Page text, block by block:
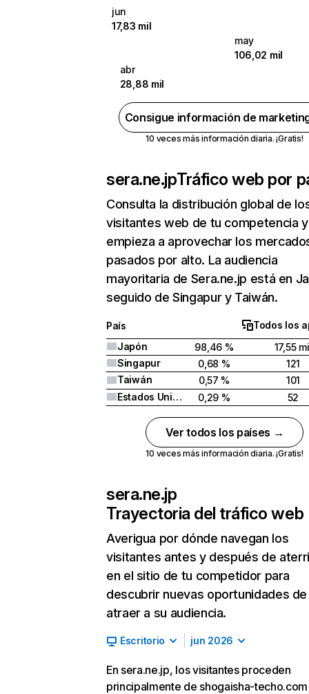
jun
17,83 mil
may
106,02 mil
abr
28,88 mil
Consigue información de
10 veces más información diaria. ¡Gratis!
sera.ne.jpTráfico web por
Consulta la distribución global de
visitantes web de tu competencia y
empieza a aprovechar los
pasados por alto. La audiencia
mayoritaria de Sera.ne.jp está en
seguido de Singapur y Taiwán.
País
Todos los
Japón
98,46 %
17,55
Singapur
0,68 %
121
Taiwán
0,57 %
101
Estados Unidos
0,29 % 52
Ver todos los países →
10 veces más información diaria. ¡Gratis!
sera.ne.jp
Trayectoria del tráfico web
Averigua por dónde navegan los
visitantes antes y después de
en el sitio de tu competidor para
descubrir nuevas oportunidades de
atraer a su audiencia.
Escritorio jun 2026
En sera.ne.jp, los visitantes proceden
principalmente de shogaisha-techo.com